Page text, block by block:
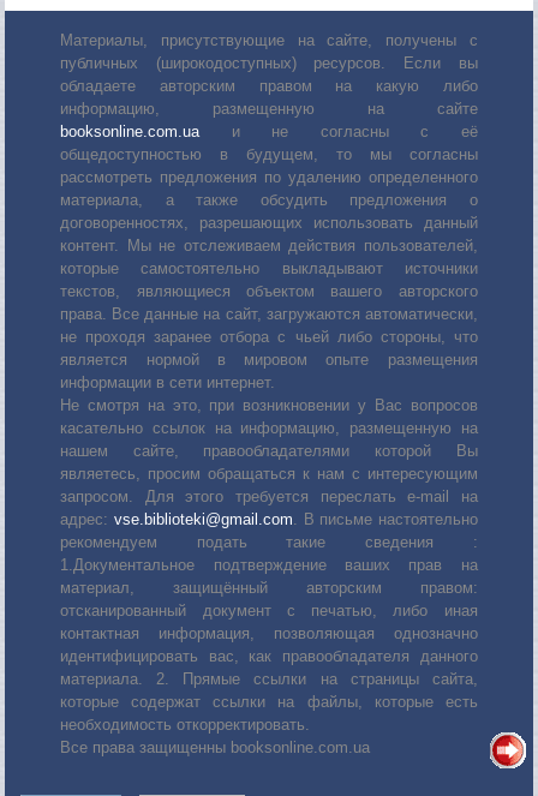
Материалы, присутствующие на сайте, получены с
публичных (широкодоступных) ресурсов. Если вы
обладаете авторским правом на какую либо
информацию, размещенную на сайте
booksonline.com.uaи не согласны с её
общедоступностью в будущем, то мы согласны
рассмотреть предложения по удалению определенного
материала, а также обсудить предложения о
договоренностях, разрешающих использовать данный
контент. Мы не отслеживаем действия пользователей,
которые самостоятельно выкладывают источники
текстов, являющиеся объектом вашего авторского
права. Все данные на сайт, загружаются автоматически,
не проходя заранее отбора с чьей либо стороны, что
является нормой в мировом опыте размещения
информации в сети интернет.
Не смотря на это, при возникновении у Вас вопросов
касательно ссылок на информацию, размещенную на
нашем сайте, правообладателями которой Вы
являетесь, просим обращаться к нам с интересующим
запросом. Для этого требуется переслать е-mail на
адрес: vse.biblioteki@gmail.com. В письме настоятельно
рекомендуем подать такие сведения :
1.Документальное подтверждение ваших прав на
материал, защищённый авторским правом:
отсканированный документ с печатью, либо иная
контактная информация, позволяющая однозначно
идентифицировать вас, как правообладателя данного
материала. 2. Прямые ссылки на страницы сайта,
которые содержат ссылки на файлы, которые есть
необходимость откорректировать.
Все права защищенны booksonline.com.ua